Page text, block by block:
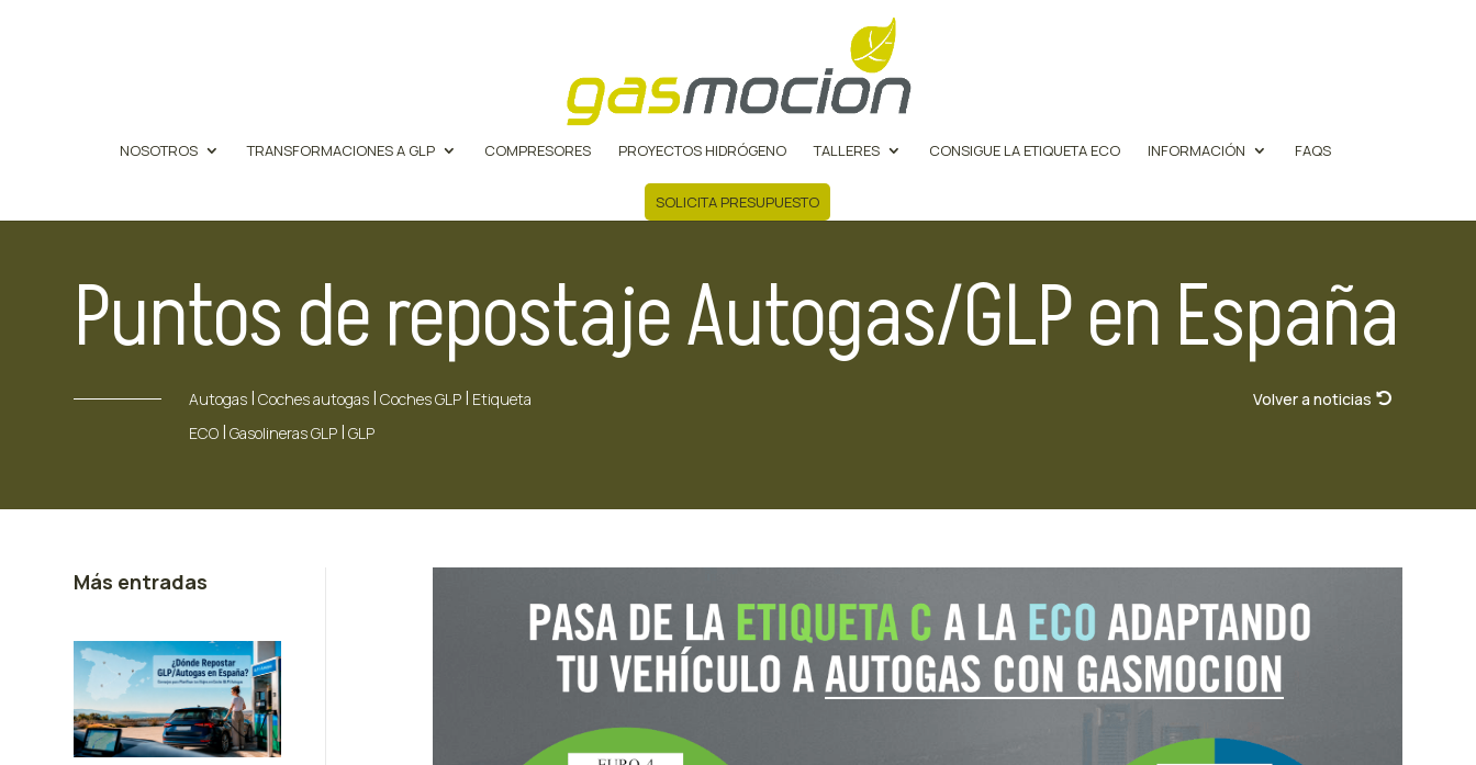
NOSOTROS TRANSFORMACIONES A GLP COMPRESORES PROYECTOS HIDRÓGENO TALLERES CONSIGUE LA ETIQUETA ECO INFORMACIÓN FAQS
SOLICITA PRESUPUESTO
Puntos de repostaje Autogas/GLP en España
Autogas |Coches autogas |Coches GLP | Etiqueta
ECO |Gasolineras GLP |GLP
Volver a noticias
Más entradas